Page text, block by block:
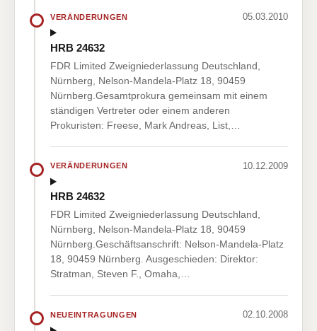
VERÄNDERUNGEN 05.03.2010
HRB 24632
FDR Limited Zweigniederlassung Deutschland,
Nürnberg, Nelson-Mandela-Platz 18, 90459
Nürnberg.Gesamtprokura gemeinsam mit einem
ständigen Vertreter oder einem anderen
Prokuristen: Freese, Mark Andreas, List,…
VERÄNDERUNGEN 10.12.2009
HRB 24632
FDR Limited Zweigniederlassung Deutschland,
Nürnberg, Nelson-Mandela-Platz 18, 90459
Nürnberg.Geschäftsanschrift: Nelson-Mandela-Platz
18, 90459 Nürnberg. Ausgeschieden: Direktor:
Stratman, Steven F., Omaha,…
NEUEINTRAGUNGEN 02.10.2008